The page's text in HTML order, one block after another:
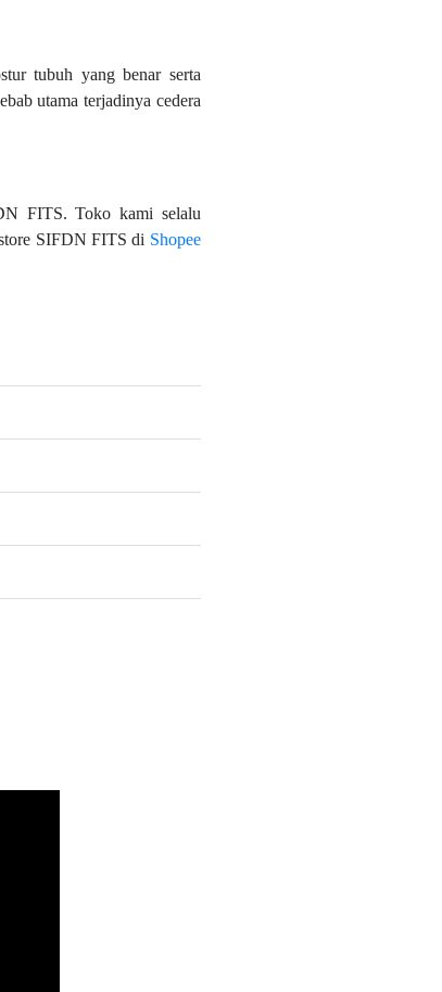
tubuh yang benar serta
utama terjadinya cedera
FITS. Toko kami selalu
SIFDN FITS di Shopee